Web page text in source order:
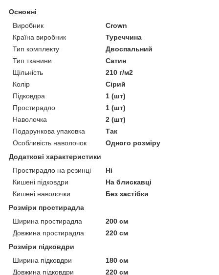
Основні
Виробник
Crown
Країна виробник
Туреччина
Тип комплекту
Двоспальний
Тип тканини
Сатин
Щільність
210 г/м2
Колір
Сірий
Підковдра
1 (шт)
Простирадло
1 (шт)
Наволочка
2 (шт)
Подарункова упаковка
Так
Особливість наволочок
Одного розміру
Додаткові характеристики
Простирадло на резинці
Ні
Кишені підковдри
На блискавці
Кишені наволочки
Без застібки
Розміри простирадла
Ширина простирадла
200 см
Довжина простирадла
220 см
Розміри підковдри
Ширина підковдри
180 см
Довжина підковдри
220 см